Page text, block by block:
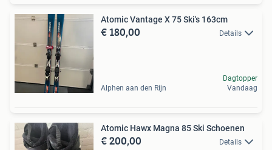
Atomic Vantage X 75 Ski's 163cm
€ 180,00 Details
Alphen aan den Rijn
Dagtopper
Vandaag
Atomic Hawx Magna 85 Ski Schoenen
€ 200,00 Details